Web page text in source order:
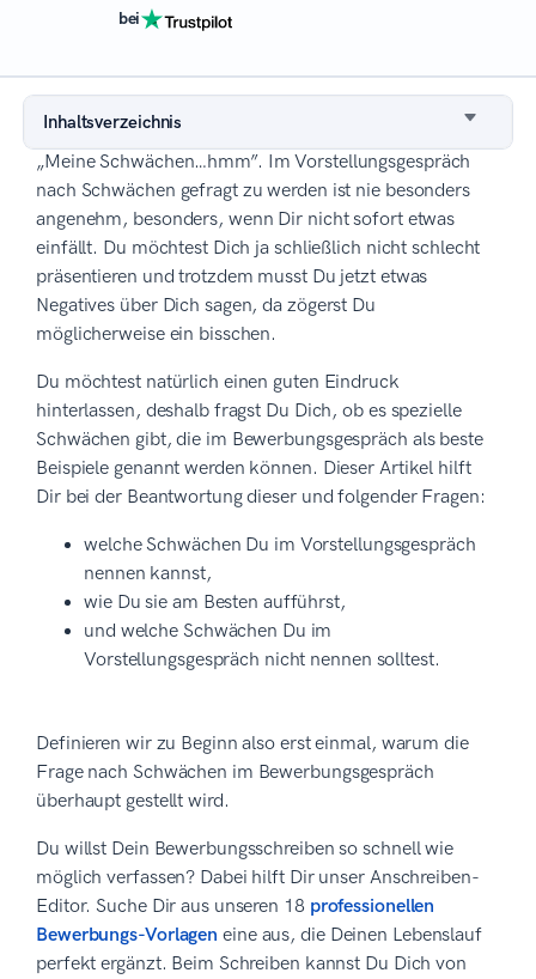
bei
Inhaltsverzeichnis
„Meine Schwächen…hmm”. Im Vorstellungsgespräch
nach Schwächen gefragt zu werden ist nie besonders
angenehm, besonders, wenn Dir nicht sofort etwas
einfällt. Du möchtest Dich ja schließlich nicht schlecht
präsentieren und trotzdem musst Du jetzt etwas
Negatives über Dich sagen, da zögerst Du
möglicherweise ein bisschen.
Du möchtest natürlich einen guten Eindruck
hinterlassen, deshalb fragst Du Dich, ob es spezielle
Schwächen gibt, die im Bewerbungsgespräch als beste
Beispiele genannt werden können. Dieser Artikel hilft
Dir bei der Beantwortung dieser und folgender Fragen:
welche Schwächen Du im Vorstellungsgespräch
nennen kannst,
wie Du sie am Besten aufführst,
und welche Schwächen Du im
Vorstellungsgespräch nicht nennen solltest.
Definieren wir zu Beginn also erst einmal, warum die
Frage nach Schwächen im Bewerbungsgespräch
überhaupt gestellt wird.
Du willst Dein Bewerbungsschreiben so schnell wie
möglich verfassen? Dabei hilft Dir unser Anschreiben-
Editor. Suche Dir aus unseren 18 professionellen
Bewerbungs-Vorlagen eine aus, die Deinen Lebenslauf
perfekt ergänzt. Beim Schreiben kannst Du Dich von